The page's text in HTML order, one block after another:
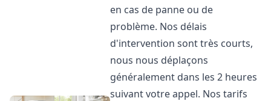
en cas de panne ou de
problème. Nos délais
d'intervention sont très courts,
nous nous déplaçons
généralement dans les 2 heures
suivant votre appel. Nos tarifs